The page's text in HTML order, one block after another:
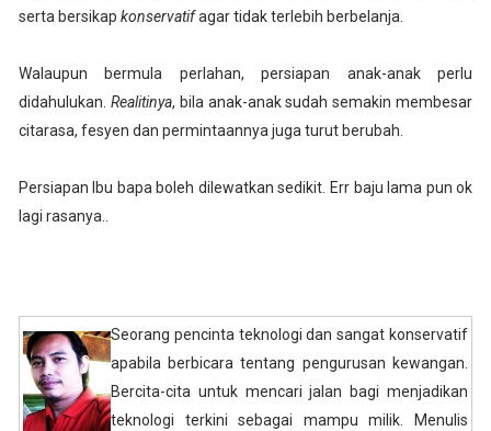
serta bersikap konservatifagar tidak terlebih berbelanja.
Walaupun bermula perlahan, persiapan anak-anak perlu
didahulukan. Realitinya, bila anak-anak sudah semakin membesar
citarasa, fesyen dan permintaannya juga turut berubah.
Persiapan Ibu bapa boleh dilewatkan sedikit. Err baju lama pun ok
lagi rasanya..
Seorang pencinta teknologi dan sangat konservatif
apabila berbicara tentang pengurusan kewangan.
Bercita-cita untuk mencari jalan bagi menjadikan
teknologi terkini sebagai mampu milik. Menulis